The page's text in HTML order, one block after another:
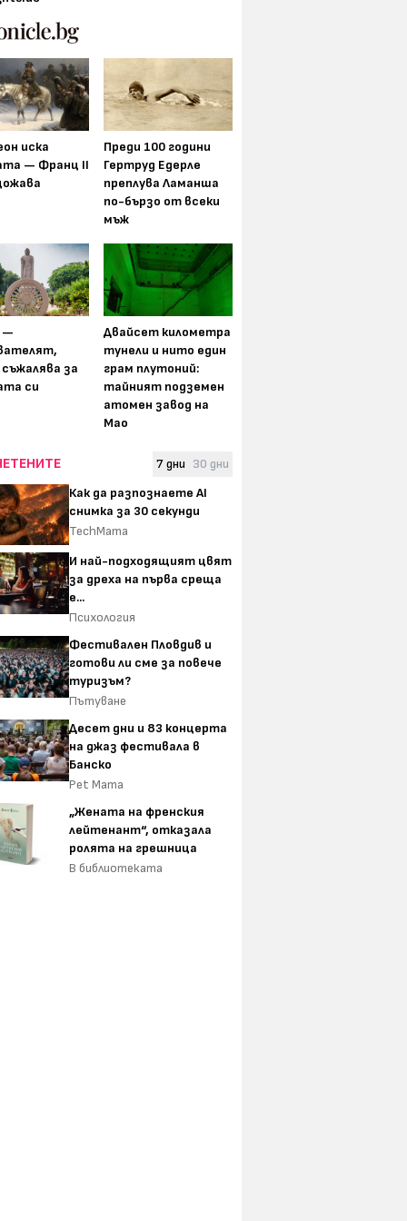
иска
— Франц II
Преди 100 години
Гертруд Едерле
преплува Ламанша
по-бързо от всеки
мъж
—
за
си
Двайсет километра
тунели и нито един
грам плутоний:
тайният подземен
атомен завод на
Мао
7 дни 30 дни
Как да разпознаете AI
снимка за 30 секунди
TechMama
И най-подходящият цвят
за дреха на първа среща
е...
Психология
Фестивален Пловдив и
готови ли сме за повече
туризъм?
Пътуване
Десет дни и 83 концерта
на джаз фестивала в
Банско
Pet Mama
„Жената на френския
лейтенант“, отказала
ролята на грешница
В библиотеката